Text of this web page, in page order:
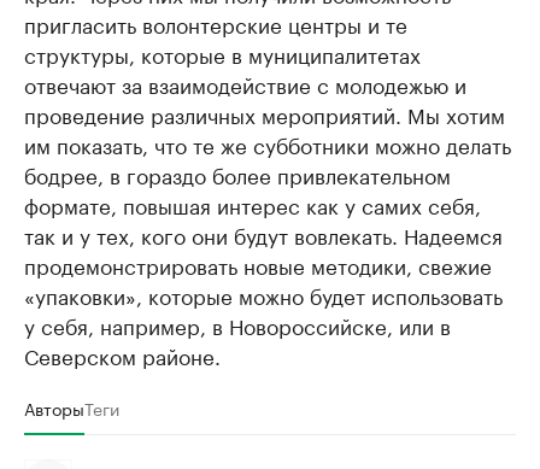
пригласить волонтерские центры и те
структуры, которые в муниципалитетах
отвечают за взаимодействие с молодежью и
проведение различных мероприятий. Мы хотим
им показать, что те же субботники можно делать
бодрее, в гораздо более привлекательном
формате, повышая интерес как у самих себя,
так и у тех, кого они будут вовлекать. Надеемся
продемонстрировать новые методики, свежие
«упаковки», которые можно будет использовать
у себя, например, в Новороссийске, или в
Северском районе.
АвторыТеги